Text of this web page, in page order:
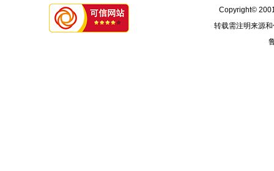
Copyright©
转载需注明来源